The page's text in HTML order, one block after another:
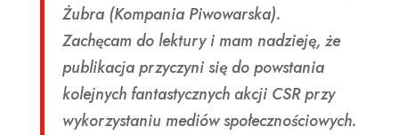
Żubra (Kompania Piwowarska).
Zachęcam do lektury i mam nadzieję, że
publikacja przyczyni się do powstania
kolejnych fantastycznych akcji CSR przy
wykorzystaniu mediów społecznościowych.